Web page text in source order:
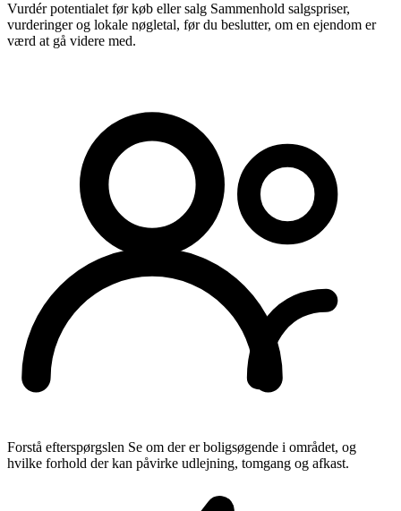
Vurdér potentialet før køb eller salg Sammenhold salgspriser,
vurderinger og lokale nøgletal, før du beslutter, om en ejendom er
værd at gå videre med.
Forstå efterspørgslen Se om der er boligsøgende i området, og
hvilke forhold der kan påvirke udlejning, tomgang og afkast.